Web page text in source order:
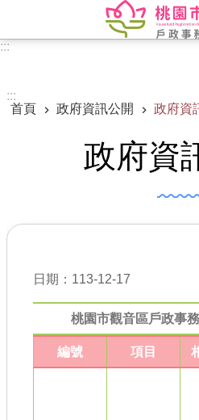
跳到主要內容區塊
業務資訊
政府資訊公開
書表下載
:::
:::
首頁
政府資訊公開 政府資
政府資
日期：113-12-17
桃園市觀音區戶政事
編號 項目